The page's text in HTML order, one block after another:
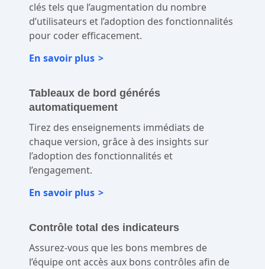
clés tels que l’augmentation du nombre
d’utilisateurs et l’adoption des fonctionnalités
pour coder efficacement.
En savoir plus
Tableaux de bord générés
automatiquement
Tirez des enseignements immédiats de
chaque version, grâce à des insights sur
l’adoption des fonctionnalités et
l’engagement.
En savoir plus
Contrôle total des indicateurs
Assurez-vous que les bons membres de
l’équipe ont accès aux bons contrôles afin de